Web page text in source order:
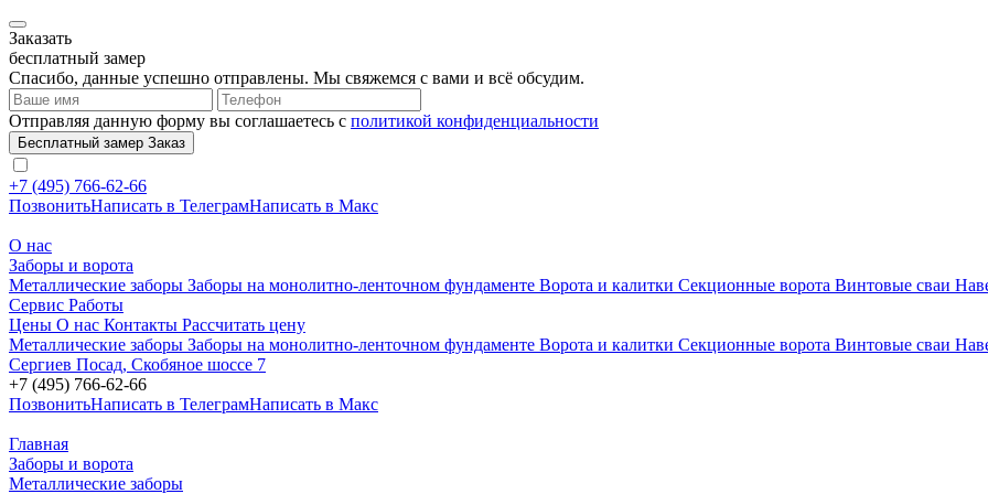
Заказать
бесплатный замер
Спасибо, данные успешно отправлены. Мы свяжемся с вами и всё обсудим.
Отправляя данную форму вы соглашаетесь с политикой конфиденциальности
Бесплатный замер Заказ
+7 (495) 766-62-66
ПозвонитьНаписать в ТелеграмНаписать в Макс
О нас
Заборы и ворота
Металлические заборы Заборы на монолитно-ленточном фундаменте Ворота и калитки Секционные ворота Винтовые сваи
Сервис Работы
Цены О нас Контакты Рассчитать цену
Металлические заборы Заборы на монолитно-ленточном фундаменте Ворота и калитки Секционные ворота Винтовые сваи
Сергиев Посад, Скобяное шоссе 7
+7 (495) 766-62-66
ПозвонитьНаписать в ТелеграмНаписать в Макс
Главная
Заборы и ворота
Металлические заборы